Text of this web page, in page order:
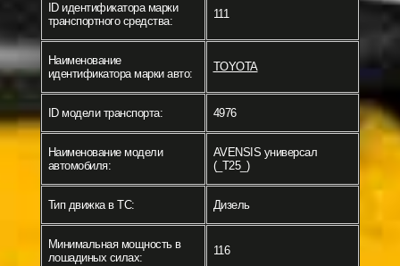
ID идентификатора марки
транспортного средства:
111
Наименование
идентификатора марки авто:
TOYOTA
ID модели транспорта: 4976
Наименование модели
автомобиля:
AVENSIS универсал
(_T25_)
Тип движка в ТС: Дизель
Минимальная мощность в
лошадиных силах:
116